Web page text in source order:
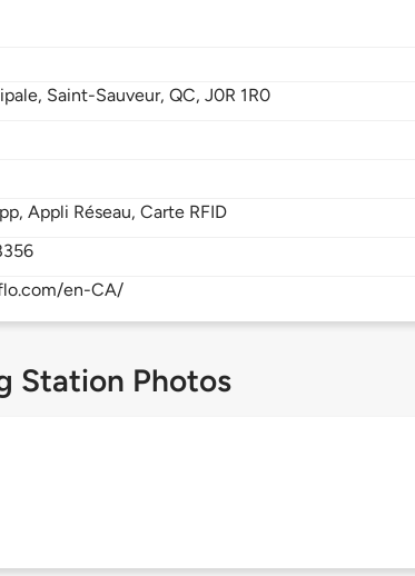
Saint-Sauveur,QC,J0R 1R0
Appli Réseau, Carte RFID
en-CA/
Station Photos